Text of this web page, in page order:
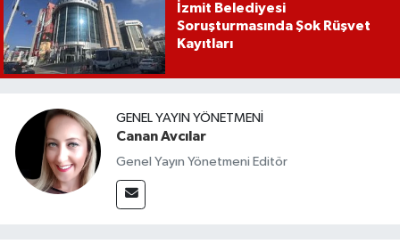
İzmit Belediyesi
Soruşturmasında Şok Rüşvet
Kayıtları
GENEL YAYIN YÖNETMENI
Canan Avcılar
Genel Yayın Yönetmeni Editör